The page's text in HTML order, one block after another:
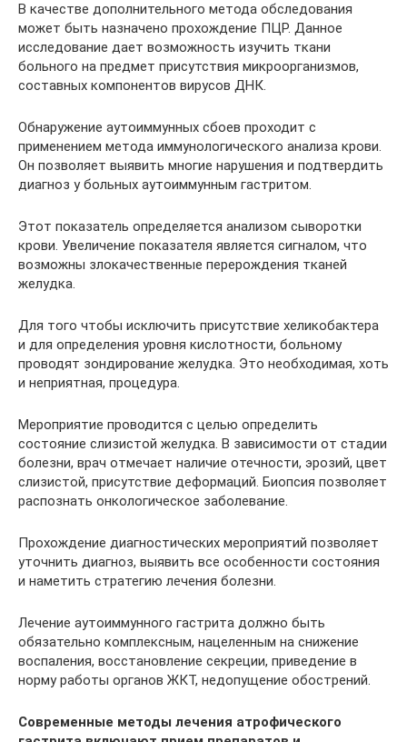
В качестве дополнительного метода обследования
может быть назначено прохождение ПЦР. Данное
исследование дает возможность изучить ткани
больного на предмет присутствия микроорганизмов,
составных компонентов вирусов ДНК.
Обнаружение аутоиммунных сбоев проходит с
применением метода иммунологического анализа крови.
Он позволяет выявить многие нарушения и подтвердить
диагноз у больных аутоиммунным гастритом.
Этот показатель определяется анализом сыворотки
крови. Увеличение показателя является сигналом, что
возможны злокачественные перерождения тканей
желудка.
Для того чтобы исключить присутствие хеликобактера
и для определения уровня кислотности, больному
проводят зондирование желудка. Это необходимая, хоть
и неприятная, процедура.
Мероприятие проводится с целью определить
состояние слизистой желудка. В зависимости от стадии
болезни, врач отмечает наличие отечности, эрозий, цвет
слизистой, присутствие деформаций. Биопсия позволяет
распознать онкологическое заболевание.
Прохождение диагностических мероприятий позволяет
уточнить диагноз, выявить все особенности состояния
и наметить стратегию лечения болезни.
Лечение аутоиммунного гастрита должно быть
обязательно комплексным, нацеленным на снижение
воспаления, восстановление секреции, приведение в
норму работы органов ЖКТ, недопущение обострений.
Современные методы лечения атрофического